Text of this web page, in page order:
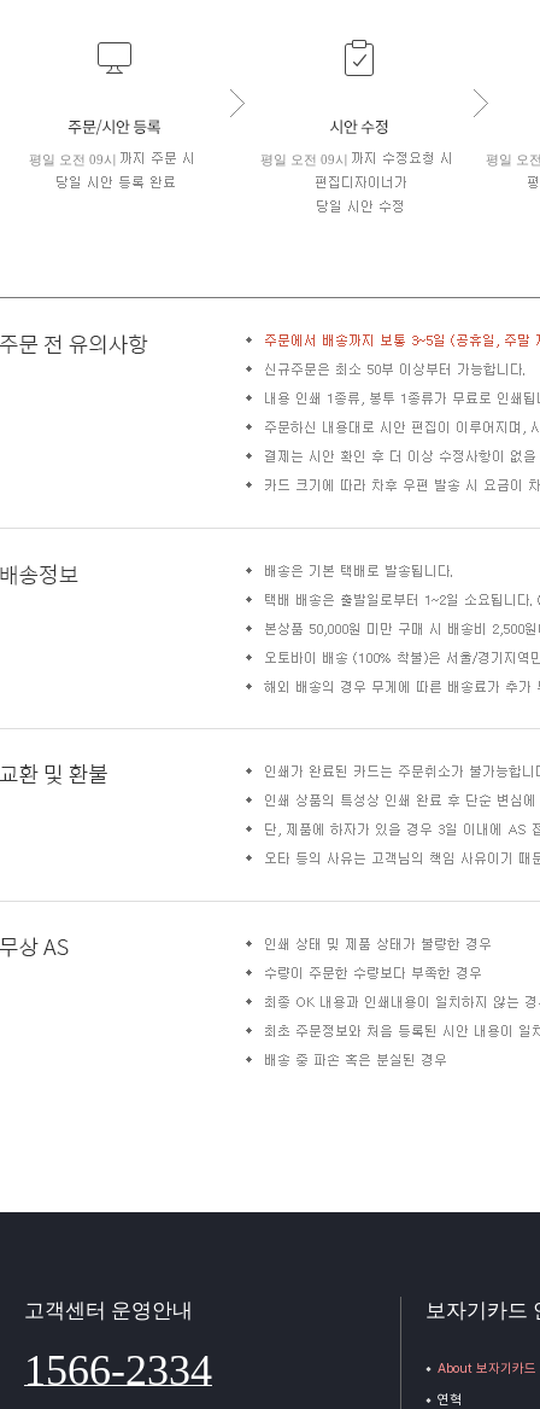
평일 오전 09시 평일 오전 09시 평일 오
고객센터 운영안내
1566-2334
보자기카드
About 보자기카드
연혁